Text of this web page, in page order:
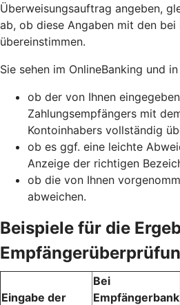
Überweisungsauftrag angeben,
ab, ob diese Angaben mit den
übereinstimmen.
Sie sehen im OnlineBanking und
ob der von Ihnen
Zahlungsempfängers mit
Kontoinhabers vollständig
ob es ggf. eine leichte
Anzeige der richtigen
ob die von Ihnen
abweichen.
Beispiele für die
Eingabe der
Bei
Empfängerbank